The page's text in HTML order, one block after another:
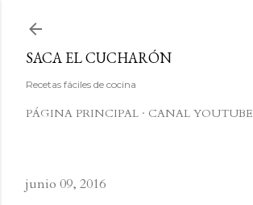
SACA EL CUCHARÓN
Recetas fáciles de cocina
PÁGINA PRINCIPAL CANAL YOUTUBE
junio 09, 2016